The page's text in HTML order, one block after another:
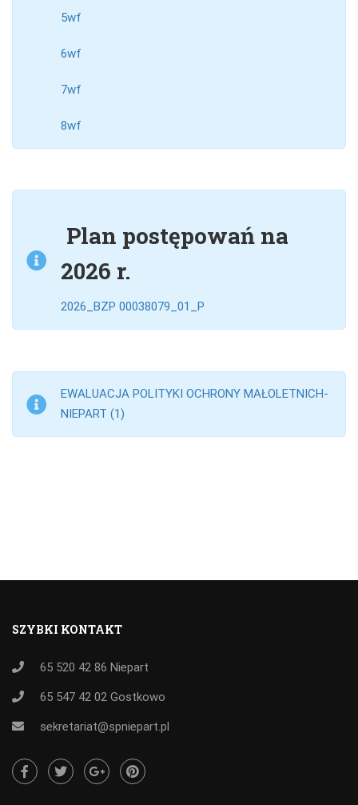
5wf
6wf
7wf
8wf
Plan postępowań na
2026 r.
2026_BZP 00038079_01_P
EWALUACJA POLITYKI OCHRONY MAŁOLETNICH-
NIEPART (1)
SZYBKI KONTAKT
65 520 42 86 Niepart
65 547 42 02 Gostkowo
sekretariat@spniepart.pl